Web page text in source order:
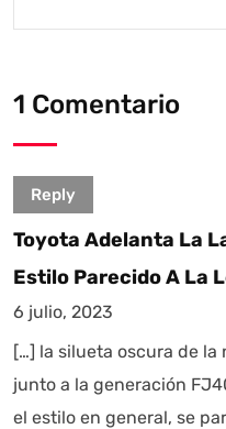
1 Comentario
Reply
Toyota Adelanta La
Estilo Parecido A La
6 julio, 2023
[…] la silueta oscura de la
junto a la generación
el estilo en general, se